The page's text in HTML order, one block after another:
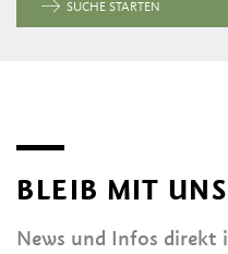
SUCHE STARTEN
BLEIB MIT
News und Infos direkt